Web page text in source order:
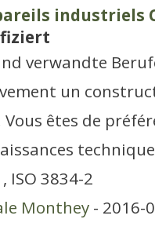
industriels
verwandte
un
Vous êtes de
ISO 3834-2
Monthey - 2016-